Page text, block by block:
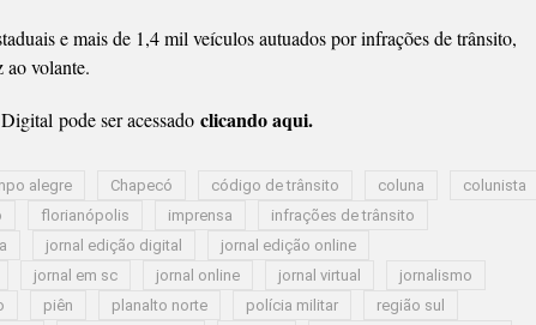
e mais de 1,4 mil veículos autuados por infrações de trânsito,
ao volante.
pode ser acessado clicando aqui.
alegre Chapecó código de trânsito coluna
colunista
florianópolis imprensa
infrações de trânsito
jornal edição digital
jornal edição online
jornal em sc jornal online jornal virtual
jornalismo
piên planalto norte polícia militar
região sul